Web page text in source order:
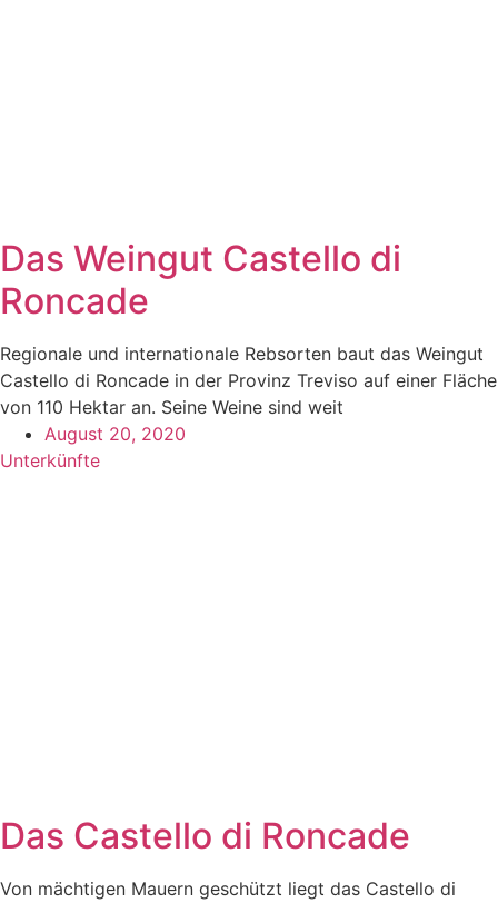
Das Weingut Castello di
Roncade
Regionale und internationale Rebsorten baut das Weingut
Castello di Roncade in der Provinz Treviso auf einer Fläche
von 110 Hektar an. Seine Weine sind weit
August 20, 2020
Unterkünfte
Das Castello di Roncade
Von mächtigen Mauern geschützt liegt das Castello di